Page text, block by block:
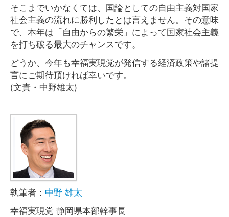
そこまでいかなくては、国論としての自由主義対国家
社会主義の流れに勝利したとは言えません。その意味
で、本年は「自由からの繁栄」によって国家社会主義
を打ち破る最大のチャンスです。
どうか、今年も幸福実現党が発信する経済政策や諸提
言にご期待頂ければ幸いです。
(文責・中野雄太)
執筆者： 中野 雄太
幸福実現党 静岡県本部幹事長